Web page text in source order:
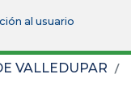
al usuario
VALLEDUPAR